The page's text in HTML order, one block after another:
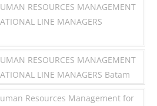
RESOURCES MANAGEMENT
LINE MANAGERS
RESOURCES MANAGEMENT
LINE MANAGERS Batam
Resources Management for